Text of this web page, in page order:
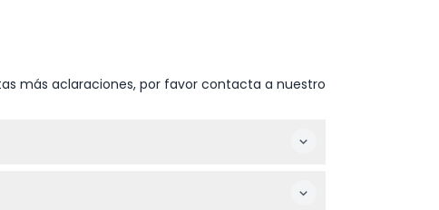
más aclaraciones, por favor contacta a nuestro